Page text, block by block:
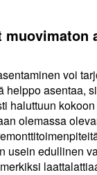
muovimaton
voi
helppo asentaa,
haluttuun
olemassa
usein edullinen